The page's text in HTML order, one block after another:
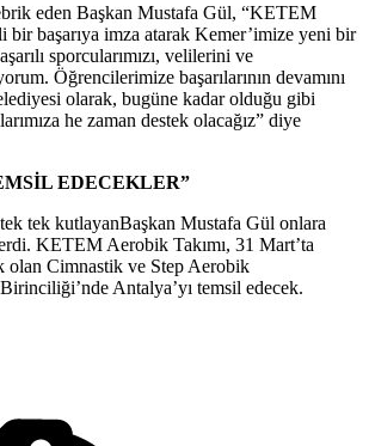
eden Başkan Mustafa Gül, “KETEM
bir başarıya imza atarak Kemer’imize yeni bir
sporcularımızı, velilerini ve
Öğrencilerimize başarılarının devamını
olarak, bugüne kadar olduğu gibi
he zaman destek olacağız” diye
EDECEKLER”
tek kutlayanBaşkan Mustafa Gül onlara
KETEM Aerobik Takımı, 31 Mart’ta
olan Cimnastik ve Step Aerobik
Antalya’yı temsil edecek.